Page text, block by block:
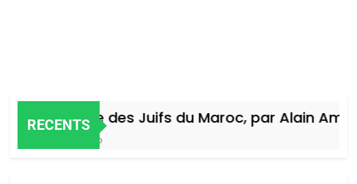
RECENTS
Histoire des Juifs du Maroc, par Alain Amiel